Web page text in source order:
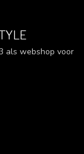
als webshop voor